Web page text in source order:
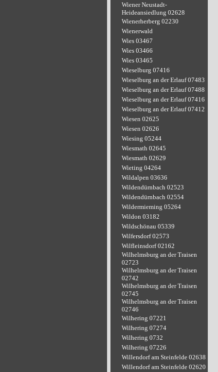
Wiener Neustadt-
Heideansiedlung 02628
Wienerherberg 02230
Wienerwald
Wies 03467
Wies 03466
Wies 03465
Wieselburg 07416
Wieselburg an der Erlauf 07483
Wieselburg an der Erlauf 07488
Wieselburg an der Erlauf 07416
Wieselburg an der Erlauf 07412
Wiesen 02625
Wiesen 02626
Wiesing 05244
Wiesmath 02645
Wiesmath 02629
Wieting 04264
Wildalpen 03636
Wildendürnbach 02523
Wildendürnbach 02554
Wildermieming 05264
Wildon 03182
Wildschönau 05339
Wilfersdorf 02573
Wilfleinsdorf 02162
Wilhelmsburg an der Traisen
02723
Wilhelmsburg an der Traisen
02742
Wilhelmsburg an der Traisen
02745
Wilhelmsburg an der Traisen
02746
Wilhering 07221
Wilhering 07274
Wilhering 0732
Wilhering 07226
Willendorf am Steinfelde 02638
Willendorf am Steinfelde 02620